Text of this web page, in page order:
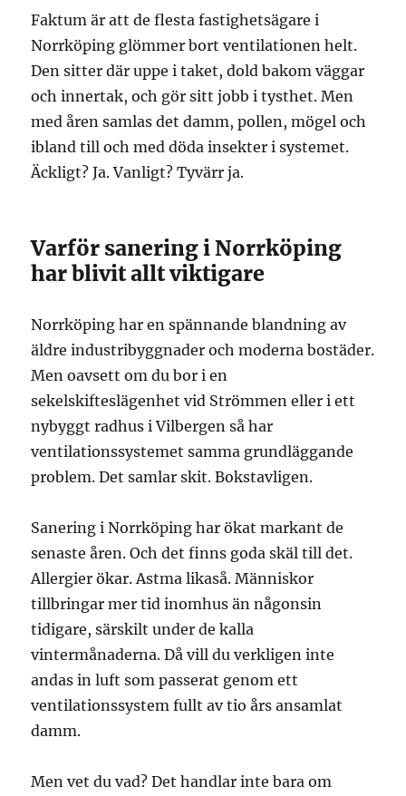
Faktum är att de flesta fastighetsägare i
Norrköping glömmer bort ventilationen helt.
Den sitter där uppe i taket, dold bakom väggar
och innertak, och gör sitt jobb i tysthet. Men
med åren samlas det damm, pollen, mögel och
ibland till och med döda insekter i systemet.
Äckligt? Ja. Vanligt? Tyvärr ja.
Varför sanering i Norrköping
har blivit allt viktigare
Norrköping har en spännande blandning av
äldre industribyggnader och moderna bostäder.
Men oavsett om du bor i en
sekelskifteslägenhet vid Strömmen eller i ett
nybyggt radhus i Vilbergen så har
ventilationssystemet samma grundläggande
problem. Det samlar skit. Bokstavligen.
Sanering i Norrköping har ökat markant de
senaste åren. Och det finns goda skäl till det.
Allergier ökar. Astma likaså. Människor
tillbringar mer tid inomhus än någonsin
tidigare, särskilt under de kalla
vintermånaderna. Då vill du verkligen inte
andas in luft som passerat genom ett
ventilationssystem fullt av tio års ansamlat
damm.
Men vet du vad? Det handlar inte bara om